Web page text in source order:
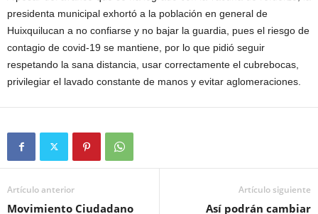
presidenta municipal exhortó a la población en general de
Huixquilucan a no confiarse y no bajar la guardia, pues el riesgo de
contagio de covid-19 se mantiene, por lo que pidió seguir
respetando la sana distancia, usar correctamente el cubrebocas,
privilegiar el lavado constante de manos y evitar aglomeraciones.
Artículo anterior
Movimiento Ciudadano
Artículo siguiente
Así podrán cambiar